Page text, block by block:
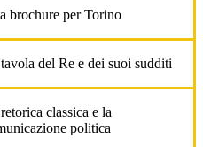
brochure per Torino
del Re e dei suoi sudditi
classica e la
politica